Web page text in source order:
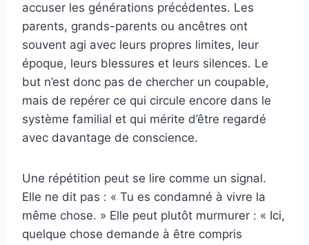
accuser les générations précédentes. Les
parents, grands-parents ou ancêtres ont
souvent agi avec leurs propres limites, leur
époque, leurs blessures et leurs silences. Le
but n’est donc pas de chercher un coupable,
mais de repérer ce qui circule encore dans le
système familial et qui mérite d’être regardé
avec davantage de conscience.
Une répétition peut se lire comme un signal.
Elle ne dit pas : « Tu es condamné à vivre la
même chose. » Elle peut plutôt murmurer : « Ici,
quelque chose demande à être compris